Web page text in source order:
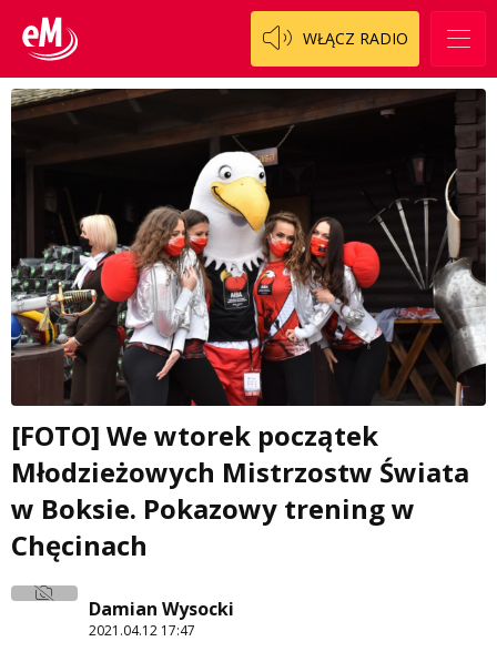
WŁĄCZ RADIO
[FOTO] We wtorek początek
Młodzieżowych Mistrzostw Świata
w Boksie. Pokazowy trening w
Chęcinach
Damian Wysocki
2021.04.12 17:47